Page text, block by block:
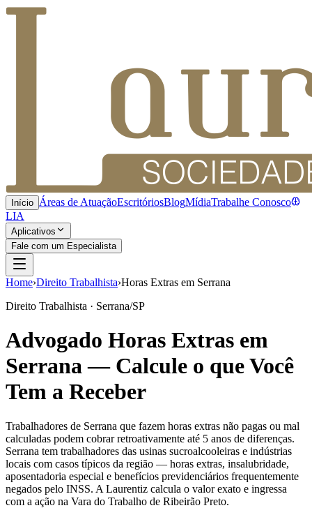
Início Áreas de AtuaçãoEscritóriosBlogMídiaTrabalhe Conosco
LIA
Aplicativos
Fale com um Especialista
Home›Direito Trabalhista›Horas Extras em Serrana
Direito Trabalhista · Serrana/SP
Advogado Horas Extras em
Serrana — Calcule o que Você
Tem a Receber
Trabalhadores de Serrana que fazem horas extras não pagas ou mal
calculadas podem cobrar retroativamente até 5 anos de diferenças.
Serrana tem trabalhadores das usinas sucroalcooleiras e indústrias
locais com casos típicos da região — horas extras, insalubridade,
aposentadoria especial e benefícios previdenciários frequentemente
negados pelo INSS. A Laurentiz calcula o valor exato e ingressa
com a ação na Vara do Trabalho de Ribeirão Preto.